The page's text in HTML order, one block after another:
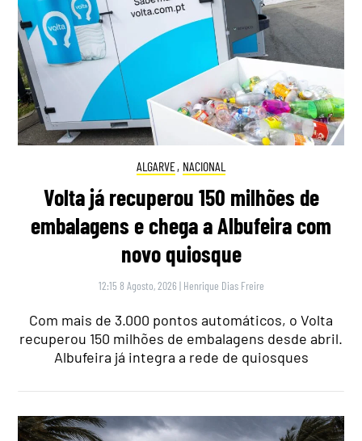
ALGARVE, NACIONAL
Volta já recuperou 150 milhões de
embalagens e chega a Albufeira com
novo quiosque
12:15 8 Agosto, 2026 | Henrique Dias Freire
Com mais de 3.000 pontos automáticos, o Volta
recuperou 150 milhões de embalagens desde abril.
Albufeira já integra a rede de quiosques